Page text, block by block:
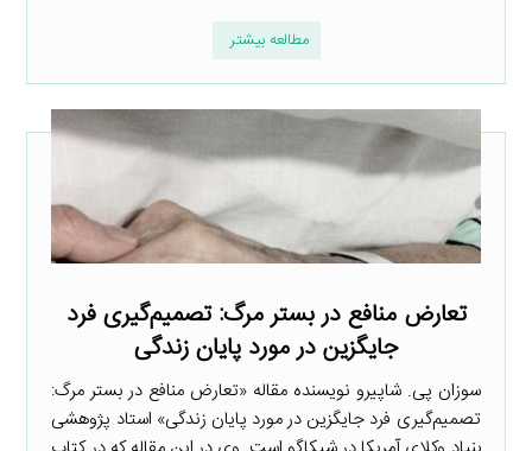
مطالعه بیشتر
تعارض منافع در بستر مرگ: تصمیم‌گیری فرد
جایگزین در مورد پایان زندگی
سوزان پی. شاپیرو نویسنده مقاله «تعارض منافع در بستر مرگ:
تصمیم‌گیری فرد جایگزین در مورد پایان زندگی» استاد پژوهشی